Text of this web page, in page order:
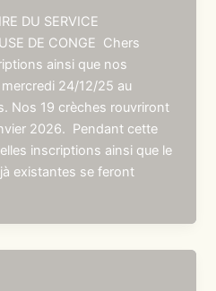
DU SERVICE
DE CONGE Chers
ainsi que nos
24/12/25 au
Nos 19 crèches rouvriront
2026. Pendant cette
inscriptions ainsi que le
existantes se feront